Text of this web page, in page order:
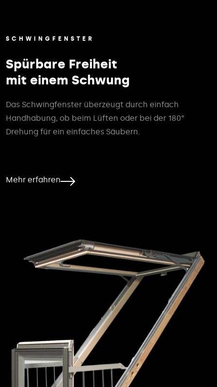
SCHWINGFENSTER
Spürbare Freiheit
mit einem Schwung
Das Schwingfenster überzeugt durch einfach
Handhabung, ob beim Lüften oder bei der 180°
Drehung für ein einfaches Säubern.
Mehr erfahren